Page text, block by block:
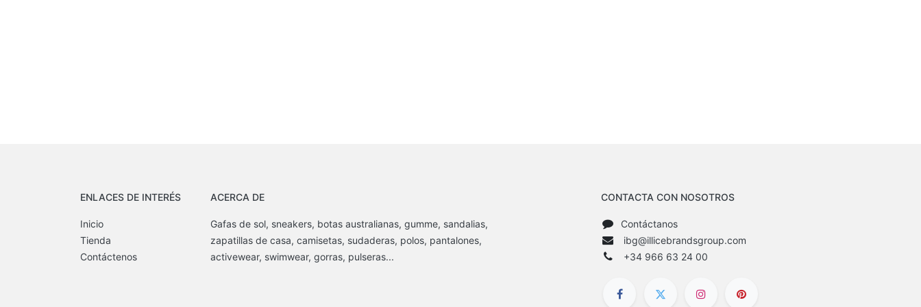
ENLACES DE INTERÉS
Inicio
Tienda
Contáctenos
ACERCA DE
Gafas de sol, sneakers, botas australianas, gumme, sandalias,
zapatillas de casa, camisetas, sudaderas, polos, pantalones,
activewear, swimwear, gorras, pulseras...
CONTACTA CON NOSOTROS
Contáctanos
ibg@illicebrandsgroup.com
+34 966 63 24 00